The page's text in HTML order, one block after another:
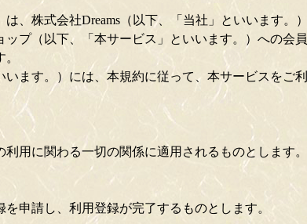
、株式会社Dreams（以下、「当社」といいます。）
プ（以下、「本サービス」といいます。）への会員
ます。）には、本規約に従って、本サービスをご利
用に関わる一切の関係に適用されるものとします。
申請し、利用登録が完了するものとします。